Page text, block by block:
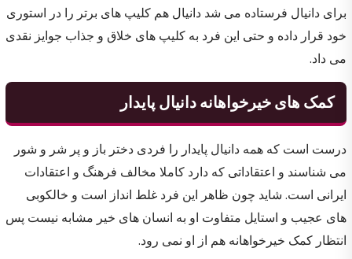
برای دانیال فرستاده می شد دانیال هم کلیپ های برتر را در استوری
خود قرار داده و حتی این فرد به کلیپ های خلاق و جذاب جوایز نقدی
می داد.
کمک های خیرخواهانه دانیال پایدار
درست است که همه دانیال پایدار را فردی دختر باز و پر شر و شور
می شناسند و اعتقاداتی که دارد کاملا مخالف فرهنگ و اعتقادات
ایرانی است. شاید چون ظاهر این فرد غلط انداز است و خالکوبی
های عجیب و استایل متفاوت او به انسان های خیر مشابه نیست پس
انتظار کمک خیرخواهانه هم از او نمی رود.